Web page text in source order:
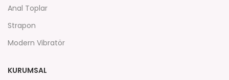
Anal Toplar
Strapon
Modern Vibratör
KURUMSAL